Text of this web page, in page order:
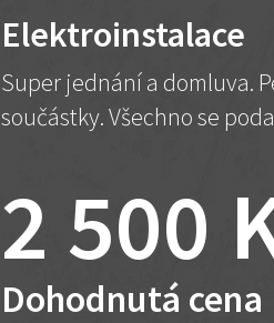
Elektroinstalace
Super jednání a domluva.
součástky. Všechno se
2 500
Dohodnutá cena